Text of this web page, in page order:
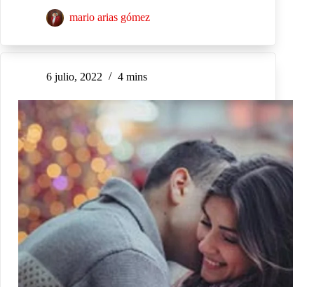
mario arias gómez
6 julio, 2022 4 mins